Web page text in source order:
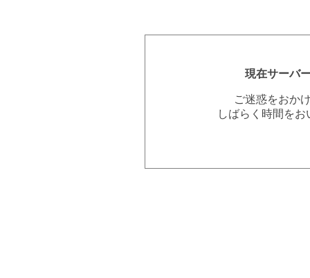
現在サーバ
ご迷惑をおか
しばらく時間を